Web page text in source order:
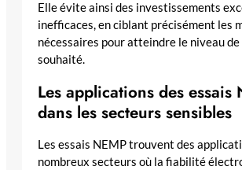
Elle évite ainsi des investissements
inefficaces, en ciblant précisément les
nécessaires pour atteindre le niveau
souhaité.
Les applications des essais
dans les secteurs sensibles
Les essais NEMP trouvent des
nombreux secteurs où la fiabilité